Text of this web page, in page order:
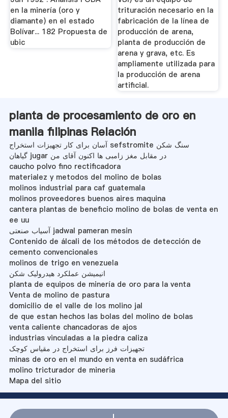
en la minería (oro y
diamante) en el estado
Bolívar... 182 Propuesta de
ubic
trituración necesario en la
fabricación de la línea de
producción de arena,
planta de producción de
arena y grava, etc. Es
ampliamente utilizada para
la producción de arena
artificial.
planta de procesamiento de oro en
manila filipinas Relación
آسان برای کار تجهیزات استخراج sefstromite سنگ شکن
گیاهان jugar در مقابل مغز زامبی ها اکنون آقای من
caucho polvo fino rectificadora
materialez y metodos del molino de bolas
molinos industrial para caf guatemala
molinos proveedores buenos aires maquina
cantera plantas de beneficio molino de bolas de venta en
ee uu
آسیاب صنعتی jadwal pameran mesin
Contenido de álcali de los métodos de detección de
cemento convencionales
molinos de trigo en venezuela
انیمیشن عملکرد هیدرولیک شکن
planta de equipos de minería de oro para la venta
Venta de molino de pastura
domicilio de el valle de los molino jal
de que estan hechos las bolas del molino de bolas
venta caliente chancadoras de ajos
industrias vinculadas a la piedra caliza
تجهیزات فرز برای استخراج در مقیاس کوچک
minas de oro en el mundo en venta en sudáfrica
molino tricturador de mineria
Mapa del sitio